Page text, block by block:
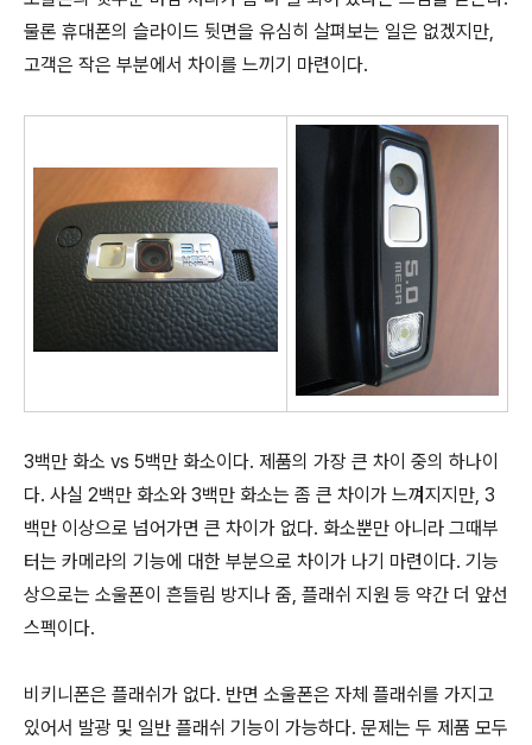
물론 휴대폰의 슬라이드 뒷면을 유심히 살펴보는 일은 없겠지만,
고객은 작은 부분에서 차이를 느끼기 마련이다.
3백만 화소 vs 5백만 화소이다. 제품의 가장 큰 차이 중의 하나이
다. 사실 2백만 화소와 3백만 화소는 좀 큰 차이가 느껴지지만, 3
백만 이상으로 넘어가면 큰 차이가 없다. 화소뿐만 아니라 그때부
터는 카메라의 기능에 대한 부분으로 차이가 나기 마련이다. 기능
상으로는 소울폰이 흔들림 방지나 줌, 플래쉬 지원 등 약간 더 앞선
스펙이다.
비키니폰은 플래쉬가 없다. 반면 소울폰은 자체 플래쉬를 가지고
있어서 발광 및 일반 플래쉬 기능이 가능하다. 문제는 두 제품 모두